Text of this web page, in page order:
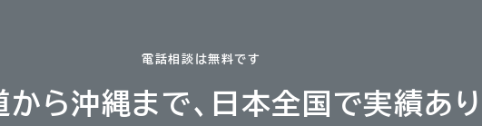
電話相談は無料です
ら沖縄まで、日本全国で実績あり